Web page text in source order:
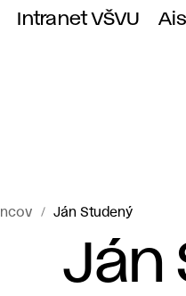
Intranet VŠVU Ais
Ján Studený
Ján